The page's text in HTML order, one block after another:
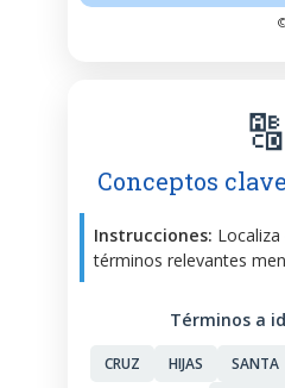
🔠
Conceptos
Instrucciones:
términos relevantes
Términos a
CRUZ HIJAS SANTA